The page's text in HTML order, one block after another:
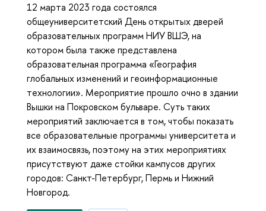
12 марта 2023 года состоялся
общеуниверситетский День открытых дверей
образовательных программ НИУ ВШЭ, на
котором была также представлена
образовательная программа «‎География
глобальных изменений и геоинформационные
технологии»‎. Мероприятие прошло очно в здании
Вышки на Покровском бульваре. Суть таких
мероприятий заключается в том, чтобы показать
все образовательные программы университета и
их взаимосвязь, поэтому на этих мероприятиях
присутствуют даже стойки кампусов других
городов: Санкт-Петербург, Пермь и Нижний
Новгород.